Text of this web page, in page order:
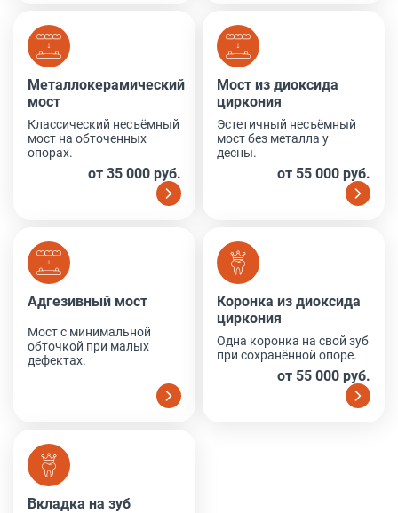
Металлокерамический мост
Металлокерамический
мост
Классический несъёмный
мост на обточенных
опорах.
от 35 000 руб.
Мост из диоксида
Мост из диоксида
циркония
Эстетичный несъёмный
мост без металла у
десны.
от 55 000 руб.
Адгезивный мост
Адгезивный мост
Мост с минимальной
обточкой при малых
дефектах.
Коронка из диоксида
Коронка из диоксида
циркония
Одна коронка на свой зуб
при сохранённой опоре.
от 55 000 руб.
Вкладка на зуб
Вкладка на зуб